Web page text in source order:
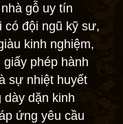
gỗ uy tín
có đội ngũ kỹ sư,
kinh nghiệm,
phép hành
sự nhiệt huyết
dày dặn kinh
ứng yêu cầu